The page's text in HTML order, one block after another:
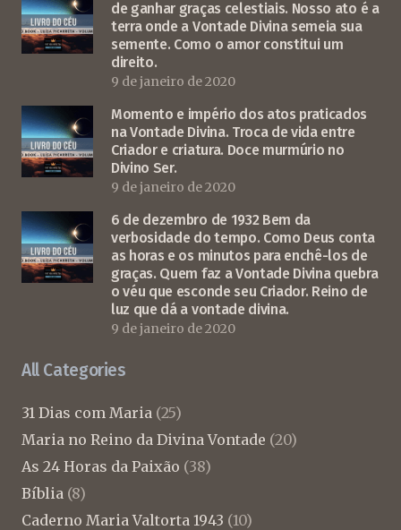
de ganhar graças celestiais. Nosso ato é a
terra onde a Vontade Divina semeia sua
semente. Como o amor constitui um
direito.
9 de janeiro de 2020
Momento e império dos atos praticados
na Vontade Divina. Troca de vida entre
Criador e criatura. Doce murmúrio no
Divino Ser.
9 de janeiro de 2020
6 de dezembro de 1932 Bem da
verbosidade do tempo. Como Deus conta
as horas e os minutos para enchê-los de
graças. Quem faz a Vontade Divina quebra
o véu que esconde seu Criador. Reino de
luz que dá a vontade divina.
9 de janeiro de 2020
All Categories
31 Dias com Maria (25)
Maria no Reino da Divina Vontade (20)
As 24 Horas da Paixão (38)
Bíblia (8)
Caderno Maria Valtorta 1943 (10)